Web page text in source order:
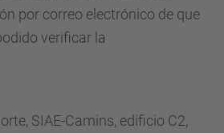
por correo electrónico de que
verificar la
SIAE-Camins, edificio C2,